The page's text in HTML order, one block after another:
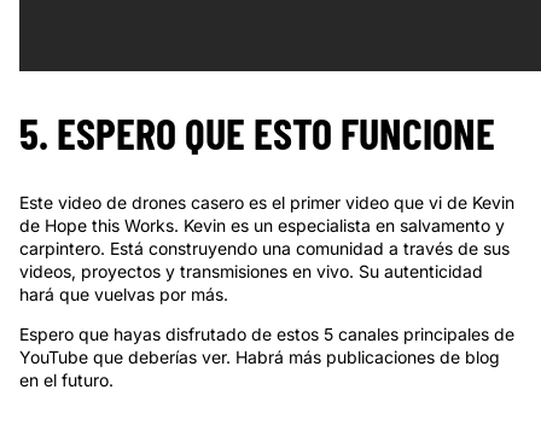
5. ESPERO QUE ESTO FUNCIONE
Este video de drones casero es el primer video que vi de Kevin
de Hope this Works. Kevin es un especialista en salvamento y
carpintero. Está construyendo una comunidad a través de sus
videos, proyectos y transmisiones en vivo. Su autenticidad
hará que vuelvas por más.
Espero que hayas disfrutado de estos 5 canales principales de
YouTube que deberías ver. Habrá más publicaciones de blog
en el futuro.